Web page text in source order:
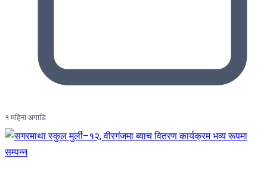
१ महिना अगाडि